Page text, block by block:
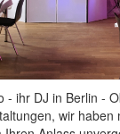
- ihr DJ in Berlin -
wir haben